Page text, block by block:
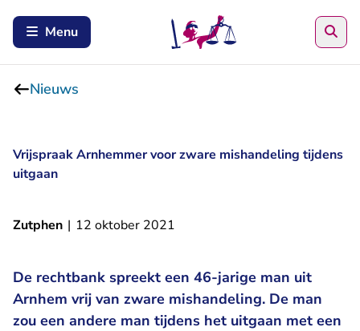
Menu
Nieuws
Vrijspraak Arnhemmer voor zware mishandeling tijdens
uitgaan
Zutphen | 12 oktober 2021
De rechtbank spreekt een 46-jarige man uit
Arnhem vrij van zware mishandeling. De man
zou een andere man tijdens het uitgaan met een